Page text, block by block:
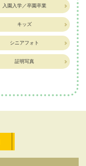
入園入学／卒園卒業
キッズ
シニアフォト
証明写真